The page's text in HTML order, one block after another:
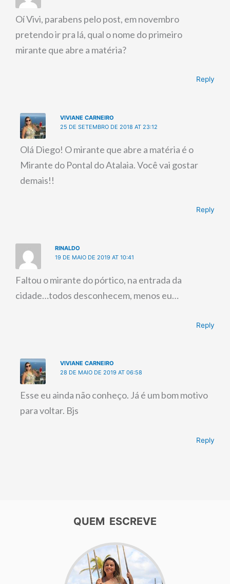
Oí Vivi, parabens pelo post, em novembro
pretendo ir pra lá, qual o nome do primeiro
mirante que abre a matéria?
Reply
VIVIANE CARNEIRO
25 DE SETEMBRO DE 2018 AT 23:12
Olá Diego! O mirante que abre a matéria é o
Mirante do Pontal do Atalaia. Você vai gostar
demais!!
Reply
RINALDO
19 DE MAIO DE 2019 AT 10:41
Faltou o mirante do pórtico, na entrada da
cidade…todos desconhecem, menos eu…
Reply
VIVIANE CARNEIRO
28 DE MAIO DE 2019 AT 06:58
Esse eu ainda não conheço. Já é um bom motivo
para voltar. Bjs
Reply
QUEM ESCREVE